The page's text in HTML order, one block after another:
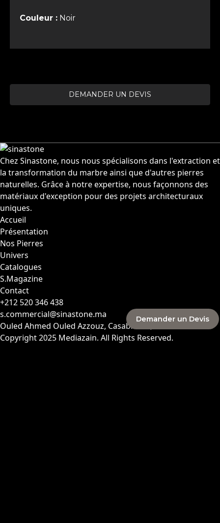
Couleur : Noir
DEMANDER UN DEVIS
Chez Sinastone, nous nous spécialisons dans l'extraction et
la transformation du marbre ainsi que d'autres pierres
naturelles. Grâce à notre expertise, nous façonnons des
matériaux d'exception pour des projets architecturaux
uniques.
Accueil
Présentation
Nos Pierres
Univers
Catalogues
S.Magazine
Contact
+212 520 346 438
s.commercial@sinastone.ma
Ouled Ahmed Ouled Azzouz, Casablanca, MAROC
Copyright 2025 Mediazain. All Rights Reserved.
Demander un Devis